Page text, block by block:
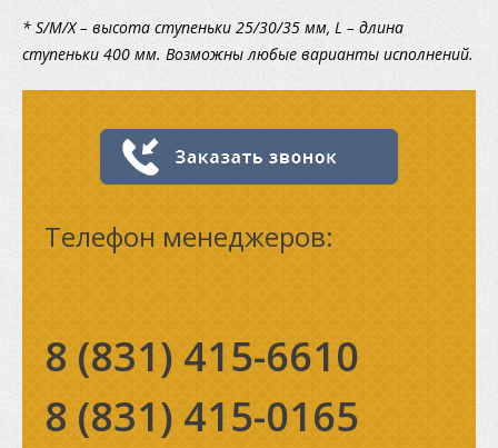
* S/M/X – высота ступеньки 25/30/35 мм, L – длина
ступеньки 400 мм. Возможны любые варианты исполнений.
Телефон менеджеров:
8 (831) 415-6610
8 (831) 415-0165